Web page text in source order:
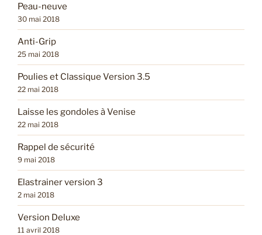
Peau-neuve
30 mai 2018
Anti-Grip
25 mai 2018
Poulies et Classique Version 3.5
22 mai 2018
Laisse les gondoles à Venise
22 mai 2018
Rappel de sécurité
9 mai 2018
Elastrainer version 3
2 mai 2018
Version Deluxe
11 avril 2018